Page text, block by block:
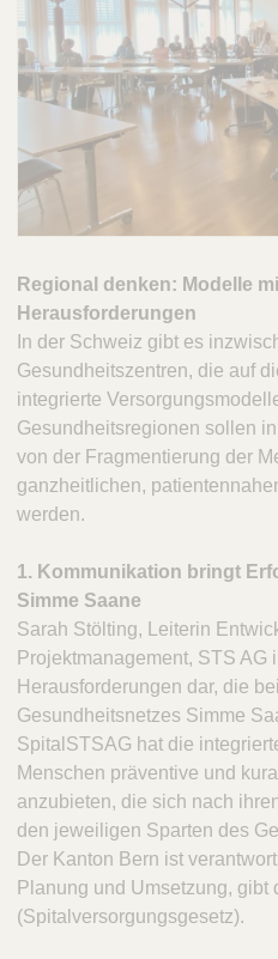
Regional denken: Modelle
Herausforderungen
In der Schweiz gibt es
Gesundheitszentren, die auf
integrierte
Gesundheitsregionen sollen
von der Fragmentierung der
ganzheitlichen,
werden.
1. Kommunikation bringt
Simme Saane
Sarah Stölting, Leiterin
Projektmanagement, STS AG
Herausforderungen dar, die
Gesundheitsnetzes Simme
SpitalSTSAG hat die
Menschen präventive und
anzubieten, die sich nach
den jeweiligen Sparten des
Der Kanton Bern ist
Planung und Umsetzung, gibt
(Spitalversorgungsgesetz).